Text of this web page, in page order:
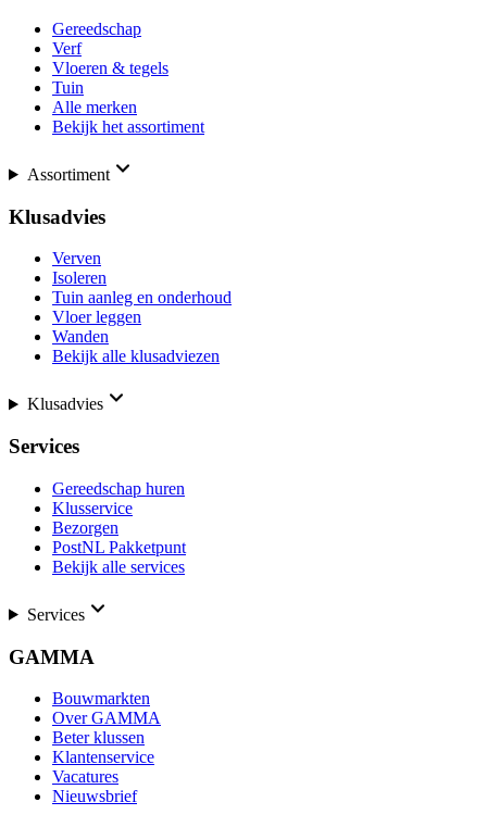
Gereedschap
Verf
Vloeren & tegels
Tuin
Alle merken
Bekijk het assortiment
Assortiment
Klusadvies
Verven
Isoleren
Tuin aanleg en onderhoud
Vloer leggen
Wanden
Bekijk alle klusadviezen
Klusadvies
Services
Gereedschap huren
Klusservice
Bezorgen
PostNL Pakketpunt
Bekijk alle services
Services
GAMMA
Bouwmarkten
Over GAMMA
Beter klussen
Klantenservice
Vacatures
Nieuwsbrief